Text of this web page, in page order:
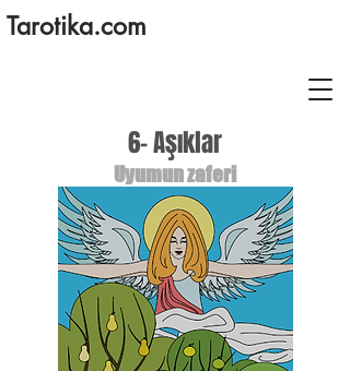
Tarotika.com
6- Aşıklar
Uyumun zaferi